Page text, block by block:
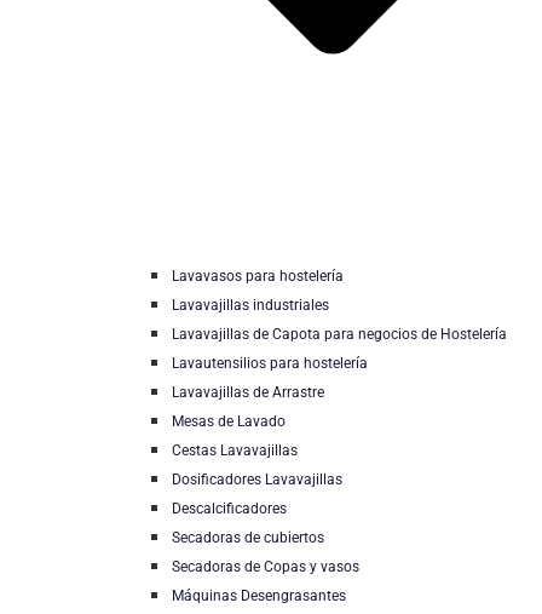
Lavavasos para hostelería
Lavavajillas industriales
Lavavajillas de Capota para negocios de Hostelería
Lavautensilios para hostelería
Lavavajillas de Arrastre
Mesas de Lavado
Cestas Lavavajillas
Dosificadores Lavavajillas
Descalcificadores
Secadoras de cubiertos
Secadoras de Copas y vasos
Máquinas Desengrasantes